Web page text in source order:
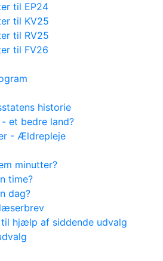
til EP24
til KV25
til RV25
til FV26
historie
et bedre land?
- Ældrepleje
minutter?
time?
dag?
til hjælp af siddende udvalg